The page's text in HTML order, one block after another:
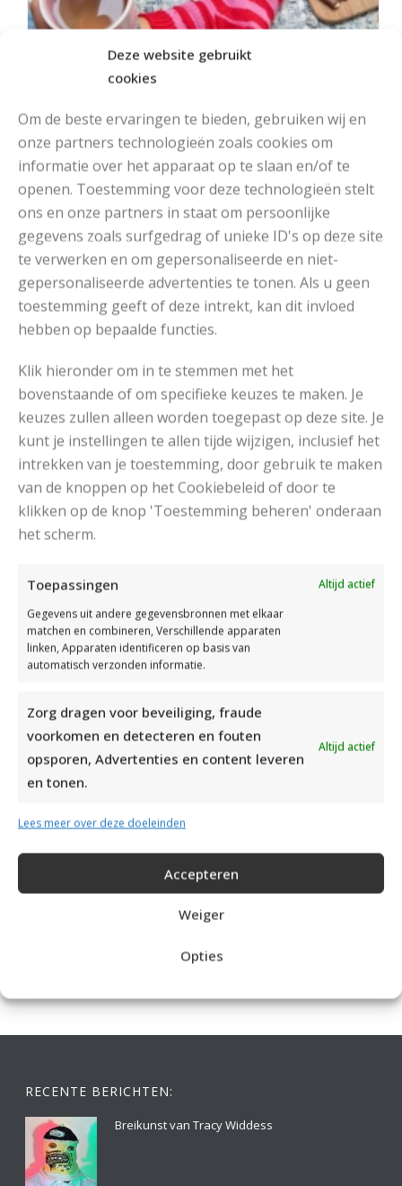
Deze website gebruikt
cookies
Om de beste ervaringen te bieden, gebruiken wij en
onze partners technologieën zoals cookies om
informatie over het apparaat op te slaan en/of te
openen. Toestemming voor deze technologieën stelt
ons en onze partners in staat om persoonlijke
gegevens zoals surfgedrag of unieke ID's op deze site
te verwerken en om gepersonaliseerde en niet-
gepersonaliseerde advertenties te tonen. Als u geen
toestemming geeft of deze intrekt, kan dit invloed
hebben op bepaalde functies.
Klik hieronder om in te stemmen met het
bovenstaande of om specifieke keuzes te maken. Je
keuzes zullen alleen worden toegepast op deze site. Je
kunt je instellingen te allen tijde wijzigen, inclusief het
intrekken van je toestemming, door gebruik te maken
van de knoppen op het Cookiebeleid of door te
klikken op de knop 'Toestemming beheren' onderaan
het scherm.
Toepassingen
Altijd actief
Gegevens uit andere gegevensbronnen met elkaar
matchen en combineren, Verschillende apparaten
linken, Apparaten identificeren op basis van
automatisch verzonden informatie.
Zorg dragen voor beveiliging, fraude
voorkomen en detecteren en fouten
opsporen, Advertenties en content leveren
en tonen.
Altijd actief
Lees meer over deze doeleinden
Accepteren
Weiger
Opties
RECENTE BERICHTEN:
Breikunst van Tracy Widdess